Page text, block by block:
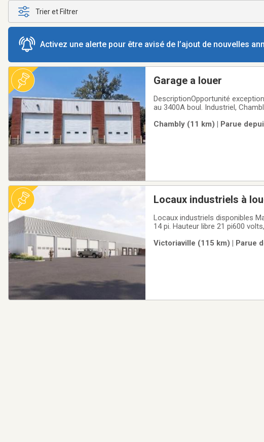
Trier et Filtrer
Activez une alerte pour être avisé de l’ajout de nouvelles
Garage a louer
DescriptionOpportunité
au 3400A boul. Industriel,
825 pi² et 413 pi². Cette
Chambly (11 km) | Parue
Locaux industriels à
Locaux industriels disponibles
14 pi. Hauteur libre 21 pi600
Victoriaville.Réservez dès
Victoriaville (115 km) | Parue